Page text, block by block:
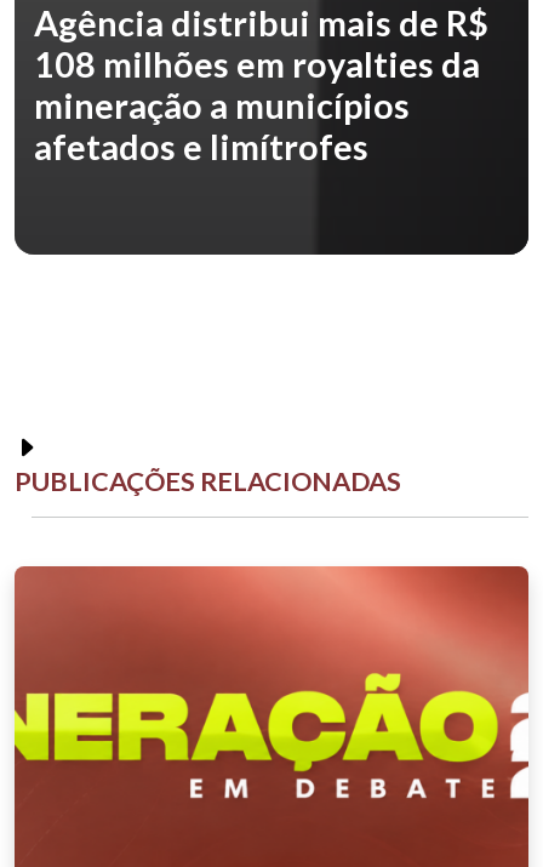
Agência distribui mais de R$
108 milhões em royalties da
mineração a municípios
afetados e limítrofes
PUBLICAÇÕES RELACIONADAS